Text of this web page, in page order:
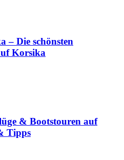
– Die schönsten
Korsika
& Bootstouren auf
Tipps